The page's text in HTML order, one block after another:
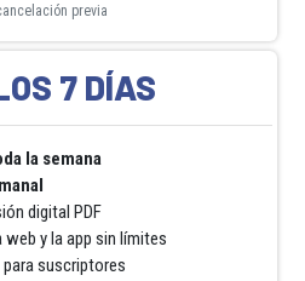
previa
7 DÍAS
la semana
digital PDF
y la app sin límites
suscriptores